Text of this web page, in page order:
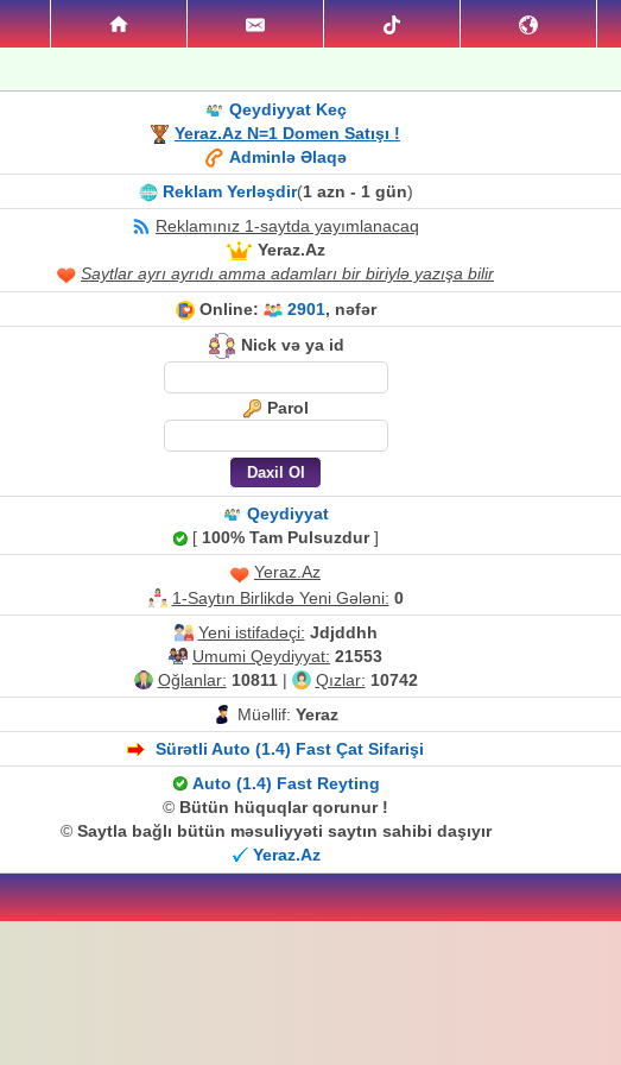
Qeydiyyat Keç
Yeraz.Az N=1 Domen Satışı !
Adminlə Əlaqə
Reklam Yerləşdir(1 azn - 1 gün)
Reklamınız 1-saytda yayımlanacaq
Yeraz.Az
Saytlar ayrı ayrıdı amma adamları bir biriylə yazışa bilir
Online:
2901, nəfər
Nick və ya id
Parol
Qeydiyyat
[ 100% Tam Pulsuzdur]
Yeraz.Az
1-Saytın Birlikdə Yeni Gələni: 0
Yeni istifadəçi: Jdjddhh
Umumi Qeydiyyat: 21553
Oğlanlar: 10811| Qızlar: 10742
Müəllif: Yeraz
Sürətli Auto (1.4) Fast Çat Sifarişi
Auto (1.4) Fast Reyting
© Bütün hüquqlar qorunur !
© Saytla bağlı bütün məsuliyyəti saytın sahibi daşıyır
Yeraz.Az